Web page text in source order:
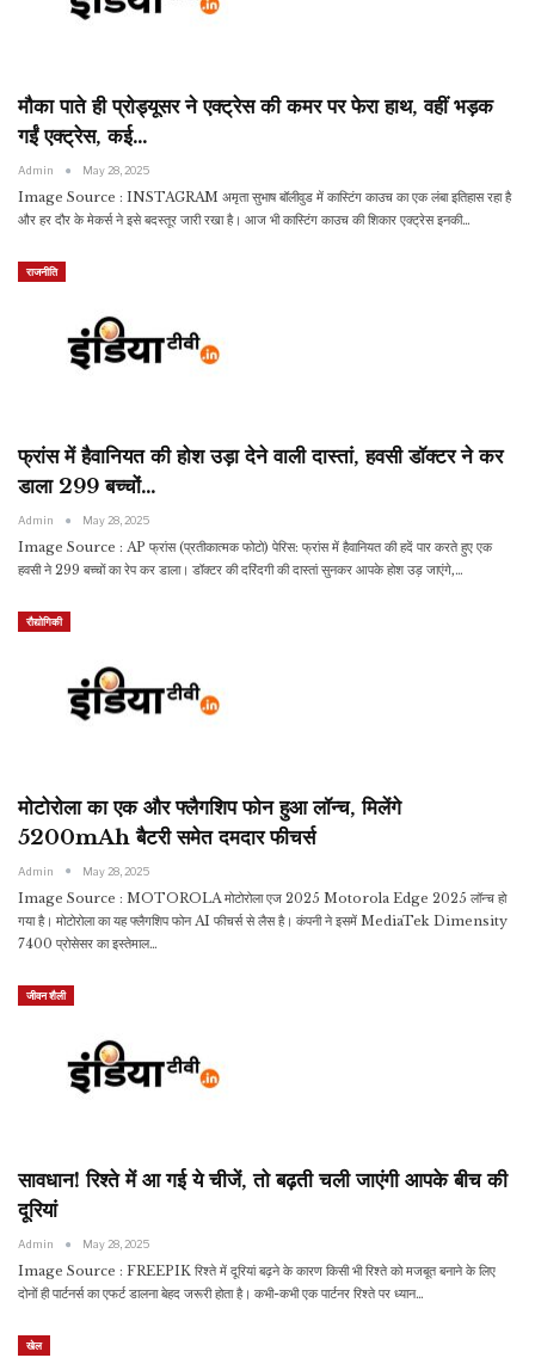
मौका पाते ही प्रोड्यूसर ने एक्ट्रेस की कमर पर फेरा हाथ, वहीं भड़क
गईं एक्ट्रेस, कई…
Admin May 28, 2025
Image Source : INSTAGRAM अमृता सुभाष बॉलीवुड में कास्टिंग काउच का एक लंबा इतिहास रहा है
और हर दौर के मेकर्स ने इसे बदस्तूर जारी रखा है। आज भी कास्टिंग काउच की शिकार एक्ट्रेस इनकी…
राजनीति
फ्रांस में हैवानियत की होश उड़ा देने वाली दास्तां, हवसी डॉक्टर ने कर
डाला 299 बच्चों…
Admin May 28, 2025
Image Source : AP फ्रांस (प्रतीकात्मक फोटो) पेरिस: फ्रांस में हैवानियत की हदें पार करते हुए एक
हवसी ने 299 बच्चों का रेप कर डाला। डॉक्टर की दरिंदगी की दास्तां सुनकर आपके होश उड़ जाएंगे,…
रौद्योगिकी
मोटोरोला का एक और फ्लैगशिप फोन हुआ लॉन्च, मिलेंगे
5200mAh बैटरी समेत दमदार फीचर्स
Admin May 28, 2025
Image Source : MOTOROLA मोटोरोला एज 2025 Motorola Edge 2025 लॉन्च हो
गया है। मोटोरोला का यह फ्लैगशिप फोन AI फीचर्स से लैस है। कंपनी ने इसमें MediaTek Dimensity
7400 प्रोसेसर का इस्तेमाल…
जीवन शैली
सावधान! रिश्ते में आ गई ये चीजें, तो बढ़ती चली जाएंगी आपके बीच की
दूरियां
Admin May 28, 2025
Image Source : FREEPIK रिश्ते में दूरियां बढ़ने के कारण किसी भी रिश्ते को मजबूत बनाने के लिए
दोनों ही पार्टनर्स का एफर्ट डालना बेहद जरूरी होता है। कभी-कभी एक पार्टनर रिश्ते पर ध्यान…
खेल